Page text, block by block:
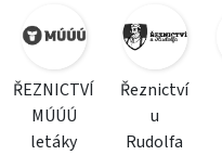
ŘEZNICTVÍ
MÚÚÚ
letáky
Řeznictví
u
Rudolfa